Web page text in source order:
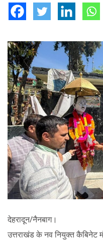
देहरादून/नैनबाग।
उत्तराखंड के नव नियुक्त कैबिनेट